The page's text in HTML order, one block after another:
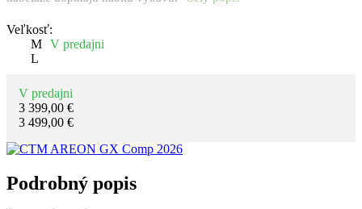
Veľkosť:
M V predajni
L
V predajni
3 399,00 €
3 499,00 €
Podrobný popis